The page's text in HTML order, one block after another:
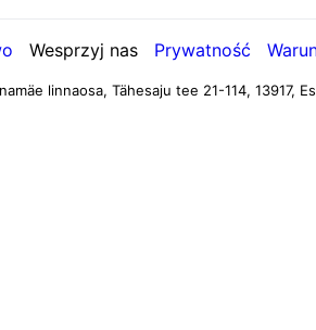
Wesprzyj nas Prywatność
linnaosa, Tähesaju tee 21-114, 13917,